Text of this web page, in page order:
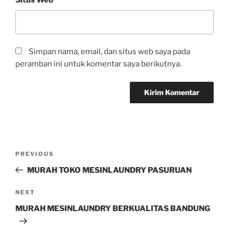
Simpan nama, email, dan situs web saya pada
peramban ini untuk komentar saya berikutnya.
PREVIOUS
MURAH TOKO MESINLAUNDRY PASURUAN
NEXT
MURAH MESINLAUNDRY BERKUALITAS BANDUNG